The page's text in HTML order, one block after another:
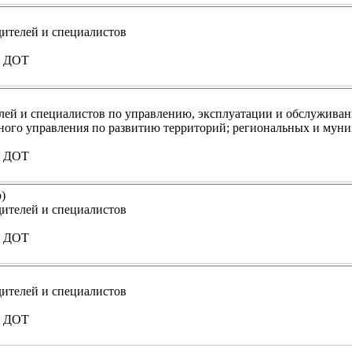
и специалистов
ДОТ
и специалистов по управлению, эксплуатации и
управления по развитию территорий; региональных и
ДОТ
и специалистов
ДОТ
и специалистов
ДОТ